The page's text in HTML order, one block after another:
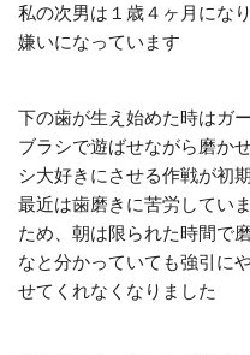
私の次男は１歳４ヶ月にな
嫌いになっています
下の歯が生え始めた時はガ
ブラシで遊ばせながら磨か
シ大好きにさせる作戦が初
最近は歯磨きに苦労してい
ため、朝は限られた時間で
なと分かっていても強引に
せてくれなくなりました